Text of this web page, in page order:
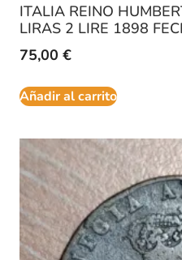
ITALIA REINO
LIRAS 2 LIRE 1898
75,00 €
Añadir al carrito